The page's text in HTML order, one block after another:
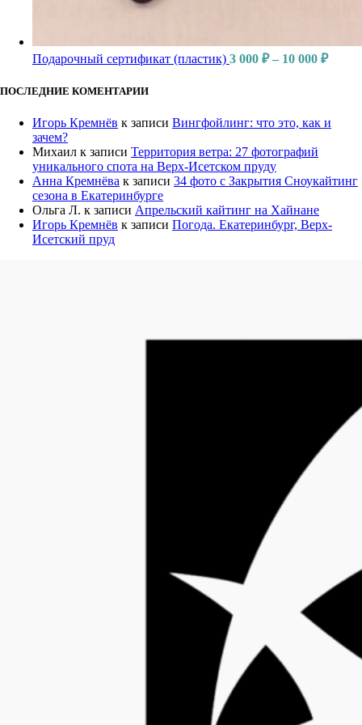
Подарочный сертификат (пластик) 3 000 ₽ – 10 000 ₽
10
ПОСЛЕДНИЕ КОМЕНТАРИИ
Игорь Кремнёв к записи Вингфойлинг: что это, как и
зачем?
Михаил к записи Территория ветра: 27 фотографий
уникального спота на Верх-Исетском пруду
Анна Кремнёва к записи 34 фото с Закрытия Сноукайтинг
сезона в Екатеринбурге
Ольга Л. к записи Апрельский кайтинг на Хайнане
Игорь Кремнёв к записи Погода. Екатеринбург, Верх-
Исетский пруд